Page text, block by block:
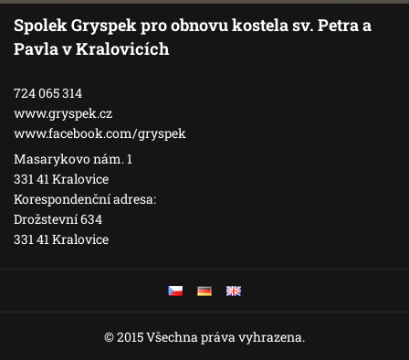
Spolek Gryspek pro obnovu kostela sv. Petra a
Pavla v Kralovicích
724 065 314
www.gryspek.cz
www.facebook.com/gryspek
Masarykovo nám. 1
331 41 Kralovice
Korespondenční adresa:
Drožstevní 634
331 41 Kralovice
© 2015 Všechna práva vyhrazena.